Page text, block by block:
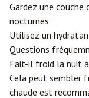
Gardez une
nocturnes
Utilisez un
Questions
Fait-il froid la nuit
Cela peut sembler
chaude est